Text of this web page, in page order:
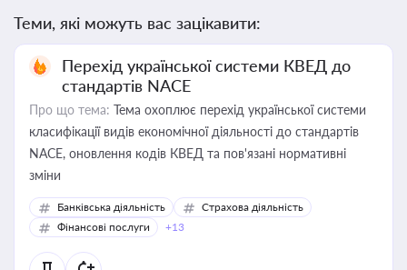
Теми, які можуть вас зацікавити:
Перехід української системи КВЕД до
стандартів NACE
Про що тема: Тема охоплює перехід української системи
класифікації видів економічної діяльності до стандартів
NACE, оновлення кодів КВЕД та пов'язані нормативні
зміни
Банківська діяльність
Страхова діяльність
Фінансові послуги
+13